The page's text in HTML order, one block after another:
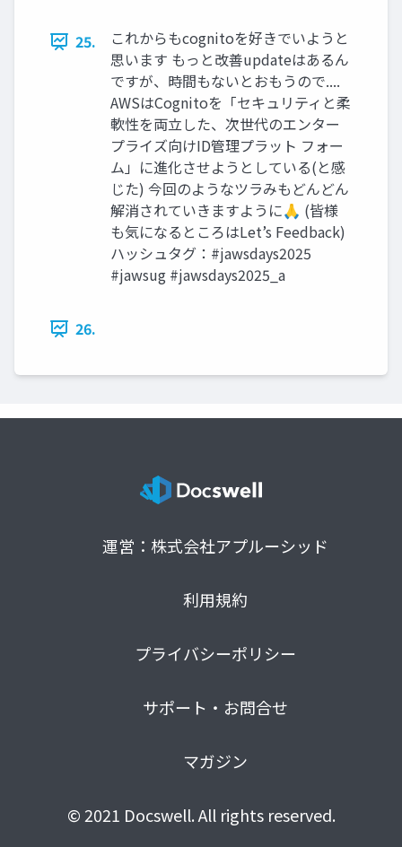
25.
これからもcognitoを好きでいようと
思います もっと改善updateはあるん
ですが、時間もないとおもうので....
AWSはCognitoを「セキュリティと柔
軟性を両立した、次世代のエンター
プライズ向けID管理プラット フォー
ム」に進化させようとしている(と感
じた) 今回のようなツラみもどんどん
解消されていきますように🙏 (皆様
も気になるところはLet’s Feedback)
ハッシュタグ：#jawsdays2025
#jawsug #jawsdays2025_a
26.
運営：株式会社アプルーシッド
利用規約
プライバシーポリシー
サポート・お問合せ
マガジン
© 2021 Docswell. All rights reserved.